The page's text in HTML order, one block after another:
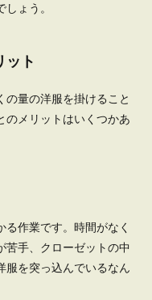
留守番させる時の注
飼いたいと思うことはあるで
、飼い主が留守にしている間
ランドリー
終わると、こたつ布団を洗濯
ょう。
ット
の量の洋服を掛けること
のメリットはいくつかあ
作業です。時間がなく
苦手、クローゼットの中
服を突っ込んでいるなん